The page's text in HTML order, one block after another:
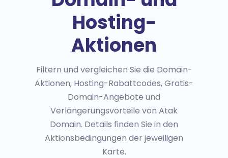
Hosting-
Aktionen
Filtern und vergleichen Sie die Domain-
Aktionen, Hosting-Rabattcodes, Gratis-
Domain-Angebote und
Verlängerungsvorteile von Atak
Domain. Details finden Sie in den
Aktionsbedingungen der jeweiligen
Karte.